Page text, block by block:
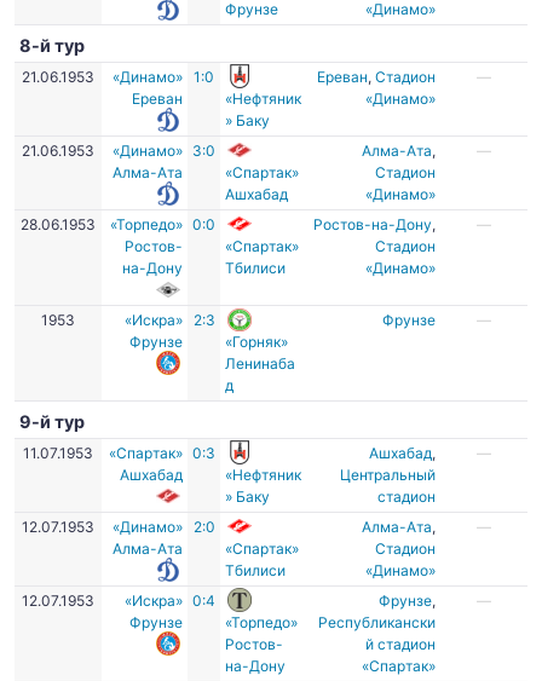
Фрунзе
«Динамо»
8-й тур
21.06.1953
«Динамо»
Ереван
1:0
«Нефтяник
» Баку
Ереван,Стадион
«Динамо»
—
21.06.1953
«Динамо»
Алма-Ата
3:0
«Спартак»
Ашхабад
Алма-Ата,
Стадион
«Динамо»
—
28.06.1953
«Торпедо»
Ростов-
на-Дону
0:0
«Спартак»
Тбилиси
Ростов-на-Дону,
Стадион
«Динамо»
—
1953
«Искра»
Фрунзе
2:3
«Горняк»
Ленинаба
д
Фрунзе —
9-й тур
11.07.1953
«Спартак»
Ашхабад
0:3
«Нефтяник
» Баку
Ашхабад,
Центральный
стадион
—
12.07.1953
«Динамо»
Алма-Ата
2:0
«Спартак»
Тбилиси
Алма-Ата,
Стадион
«Динамо»
—
12.07.1953
«Искра»
Фрунзе
0:4
«Торпедо»
Ростов-
на-Дону
Фрунзе,
Республикански
й стадион
«Спартак»
—